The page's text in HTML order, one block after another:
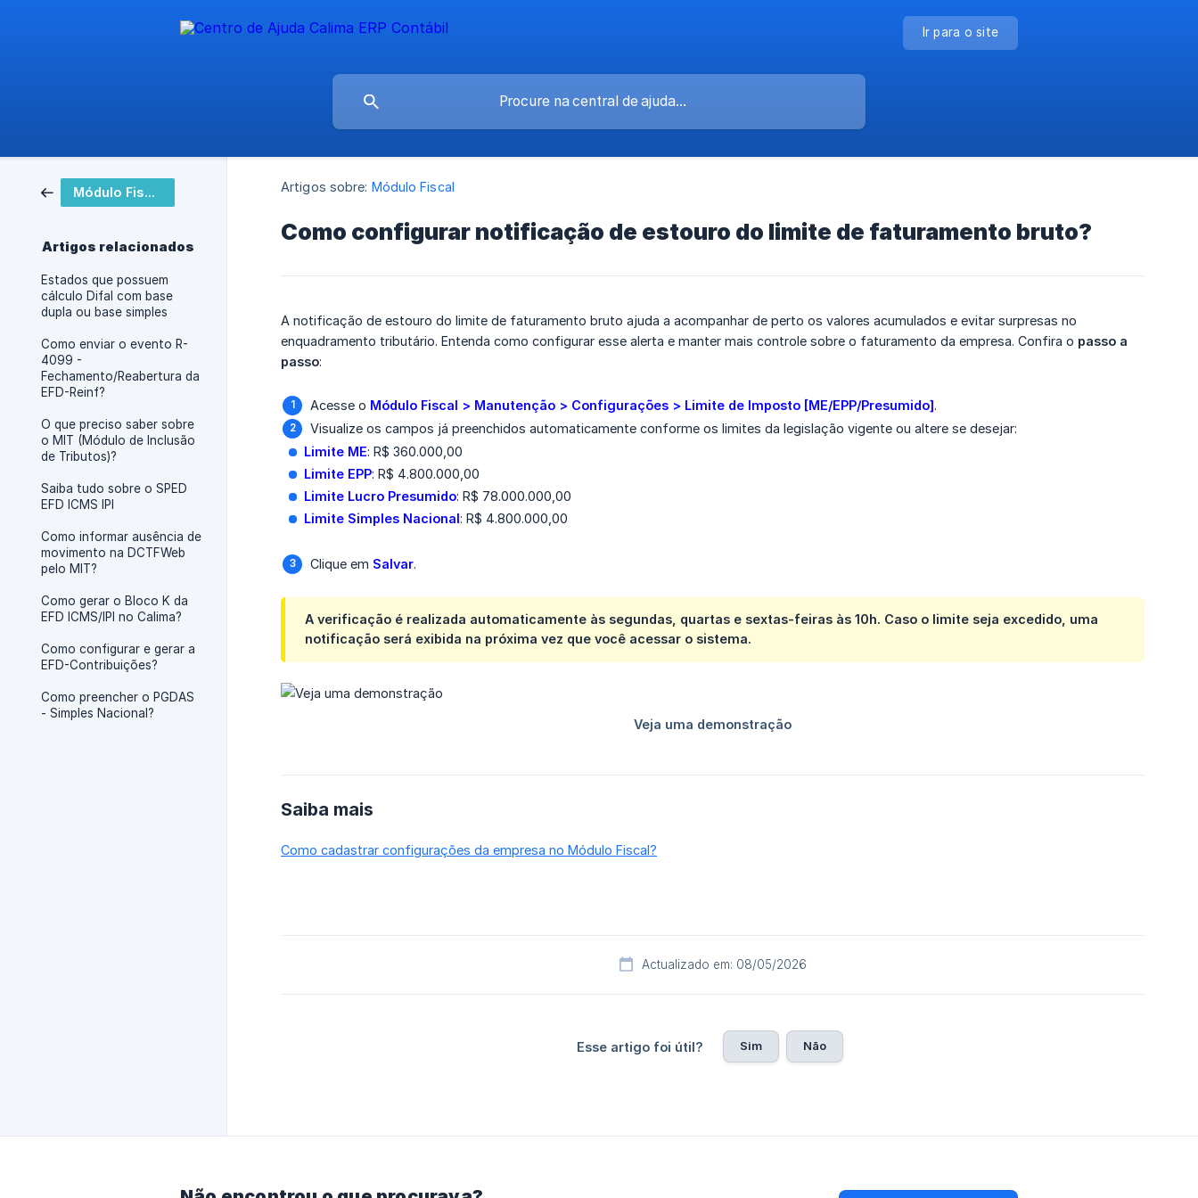
Ir para o site
Módulo Fiscal
Artigos relacionados
Estados que possuem
cálculo Difal com base
dupla ou base simples
Como enviar o evento R-
4099 -
Fechamento/Reabertura da
EFD-Reinf?
O que preciso saber sobre
o MIT (Módulo de Inclusão
de Tributos)?
Saiba tudo sobre o SPED
EFD ICMS IPI
Como informar ausência de
movimento na DCTFWeb
pelo MIT?
Como gerar o Bloco K da
EFD ICMS/IPI no Calima?
Como configurar e gerar a
EFD-Contribuições?
Como preencher o PGDAS
- Simples Nacional?
Artigos sobre: Módulo Fiscal
Como configurar notificação de estouro do limite de faturamento bruto?
A notificação de estouro do limite de faturamento bruto ajuda a acompanhar de perto os valores acumulados e evitar surpresas no
enquadramento tributário. Entenda como configurar esse alerta e manter mais controle sobre o faturamento da empresa. Confira o passo a
passo:
Acesse o Módulo Fiscal > Manutenção > Configurações > Limite de Imposto [ME/EPP/Presumido].
Visualize os campos já preenchidos automaticamente conforme os limites da legislação vigente ou altere se desejar:
Limite ME: R$ 360.000,00
Limite EPP: R$ 4.800.000,00
Limite Lucro Presumido: R$ 78.000.000,00
Limite Simples Nacional: R$ 4.800.000,00
Clique em Salvar.
A verificação é realizada automaticamente às segundas, quartas e sextas-feiras às 10h. Caso o limite seja excedido, uma
notificação será exibida na próxima vez que você acessar o sistema.
Saiba mais
Como cadastrar configurações da empresa no Módulo Fiscal?
Actualizado em: 08/05/2026
Esse artigo foi útil? Sim Não